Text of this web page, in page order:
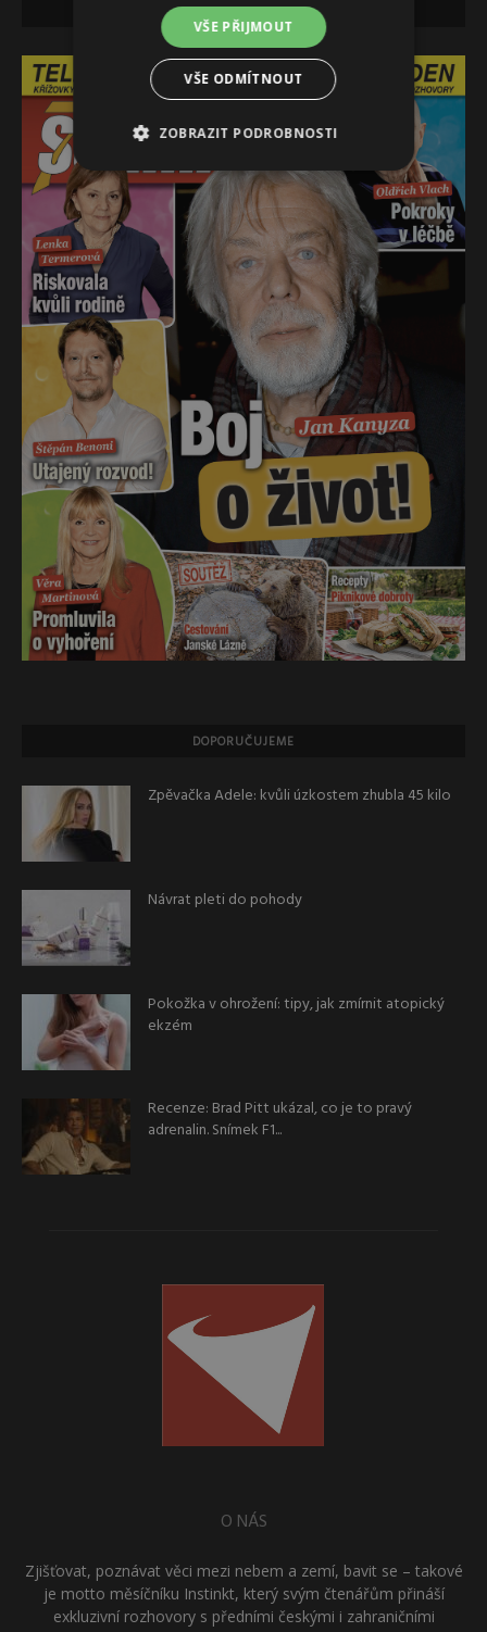
NEJNOVĚJŠÍ VYDÁNÍ
DOPORUČUJEME
Zpěvačka Adele: kvůli úzkostem zhubla 45 kilo
Návrat pleti do pohody
Pokožka v ohrožení: tipy, jak zmírnit atopický
ekzém
Recenze: Brad Pitt ukázal, co je to pravý
adrenalin. Snímek F1...
O NÁS
Zjišťovat, poznávat věci mezi nebem a zemí, bavit se – takové
je motto měsíčníku Instinkt, který svým čtenářům přináší
exkluzivní rozhovory s předními českými i zahraničními
VŠE PŘIJMOUT
VŠE ODMÍTNOUT
ZOBRAZIT PODROBNOSTI